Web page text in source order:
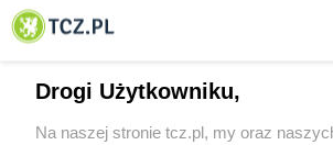
© 2001-2026 Tczew - TCZ.PL Sp. z o.o. Internetowy
Drogi Użytkowniku,
Na naszej stronie tcz.pl, my oraz